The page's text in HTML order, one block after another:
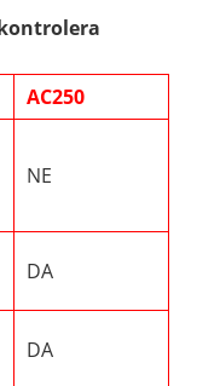
AC250
NE
DA
DA